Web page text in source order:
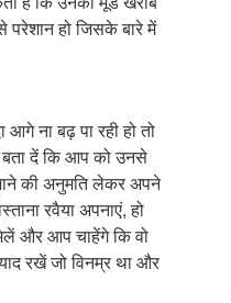
परेशान हो जिसके बारे में
ना बढ़ पा रही हो तो
बता दें कि आप को उनसे
की अनुमति लेकर अपने
रवैया अपनाएं, हो
और आप चाहेंगे कि वो
रखें जो विनम्र था और